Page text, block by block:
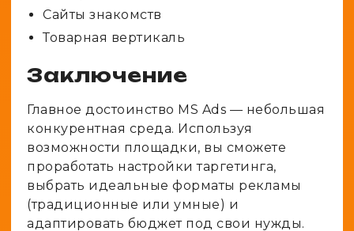
Сайты знакомств
Товарная вертикаль
Заключение
Главное достоинство MS Ads — небольшая
конкурентная среда. Используя
возможности площадки, вы сможете
проработать настройки таргетинга,
выбрать идеальные форматы рекламы
(традиционные или умные) и
адаптировать бюджет под свои нужды.